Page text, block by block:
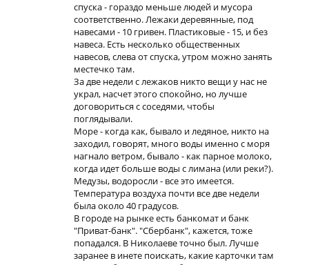
спуска - гораздо меньше людей и мусора
соответственно. Лежаки деревянные, под
навесами - 10 гривен. Пластиковые - 15, и без
навеса. Есть несколько общественных
навесов, слева от спуска, утром можно занять
местечко там.
За две недели с лежаков никто вещи у нас не
украл, насчет этого спокойно, но лучше
договориться с соседями, чтобы
поглядывали.
Море - когда как, бывало и ледяное, никто на
заходил, говорят, много воды именно с моря
нагнало ветром, бывало - как парное молоко,
когда идет больше воды с лимана (или реки?).
Медузы, водоросли - все это имеется.
Температура воздуха почти все две недели
была около 40 градусов.
В городе на рынке есть банкомат и банк
"Приват-банк". "Сбербанк", кажется, тоже
попадался. В Николаеве точно был. Лучше
заранее в инете поискать, какие карточки там